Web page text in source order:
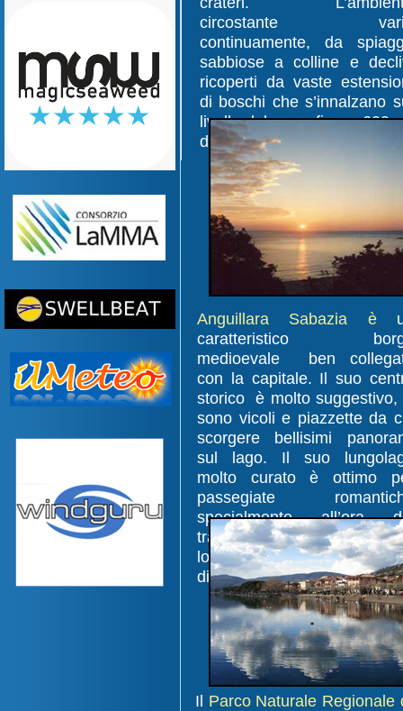
circostante
continuamente, da
sabbiose a colline e
ricoperti da vaste
di boschi che s’innalzano
livello del mare fino a 600
di altitudine (Rocca
Anguillara Sabazia è
caratteristico
medioevale ben
con la capitale. Il suo
storico è molto suggestivo,
sono vicoli e piazzette da
scorgere bellisimi
sul lago. Il suo
molto curato è ottimo
passegiate
specialmente all’ora
tramonto. Vi sono inoltre
locali, pub e nei mesi
discoteche in riva al lago.
Il Parco Naturale Regionale